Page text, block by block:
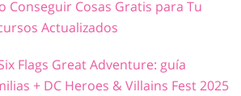
Conseguir Cosas Gratis para Tu
Actualizados
Flags Great Adventure: guía
+ DC Heroes & Villains Fest 2025